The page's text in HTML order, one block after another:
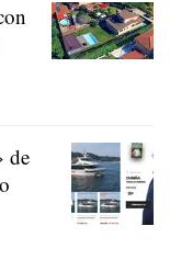
de